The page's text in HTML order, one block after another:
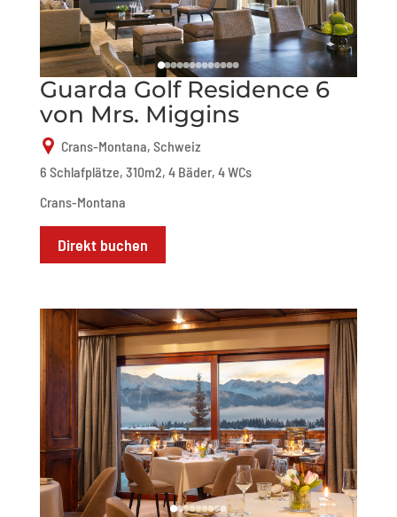
Guarda Golf Residence 6
von Mrs. Miggins
Crans-Montana, Schweiz
6 Schlafplätze, 310m2, 4 Bäder, 4 WCs
Crans-Montana
Direkt buchen